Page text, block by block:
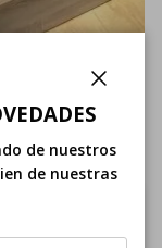
de nuestros
de nuestras